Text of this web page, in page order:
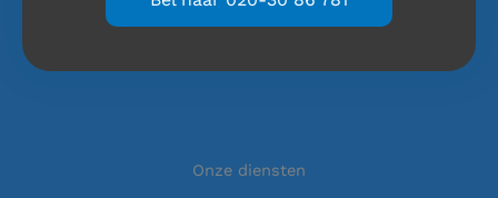
Onze diensten